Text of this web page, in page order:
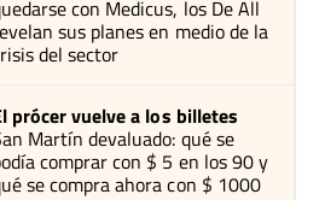
con Medicus, los De All
sus planes en medio de la
del sector
prócer vuelve a los billetes
Martín devaluado: qué se
comprar con $ 5 en los 90 y
se compra ahora con $ 1000